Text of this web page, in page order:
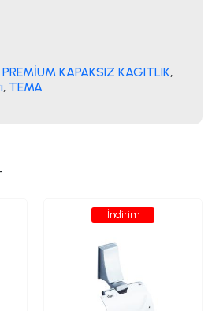
KAPAKSIZ KAGITLIK,
, TEMA
İndirim